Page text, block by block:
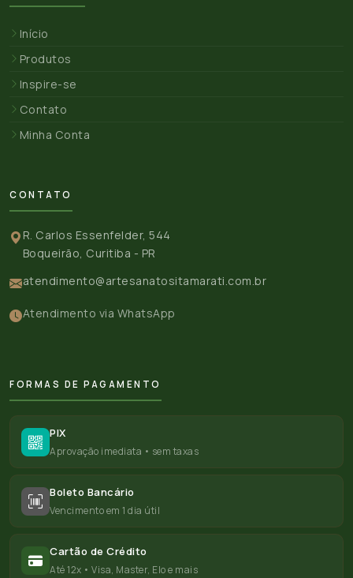
Início
Produtos
Inspire-se
Contato
Minha Conta
CONTATO
R. Carlos Essenfelder, 544
Boqueirão, Curitiba - PR
atendimento@artesanatositamarati.com.br
Atendimento via WhatsApp
FORMAS DE PAGAMENTO
PIX
Aprovação imediata • sem taxas
Boleto Bancário
Vencimento em 1 dia útil
Cartão de Crédito
Até 12x • Visa, Master, Elo e mais